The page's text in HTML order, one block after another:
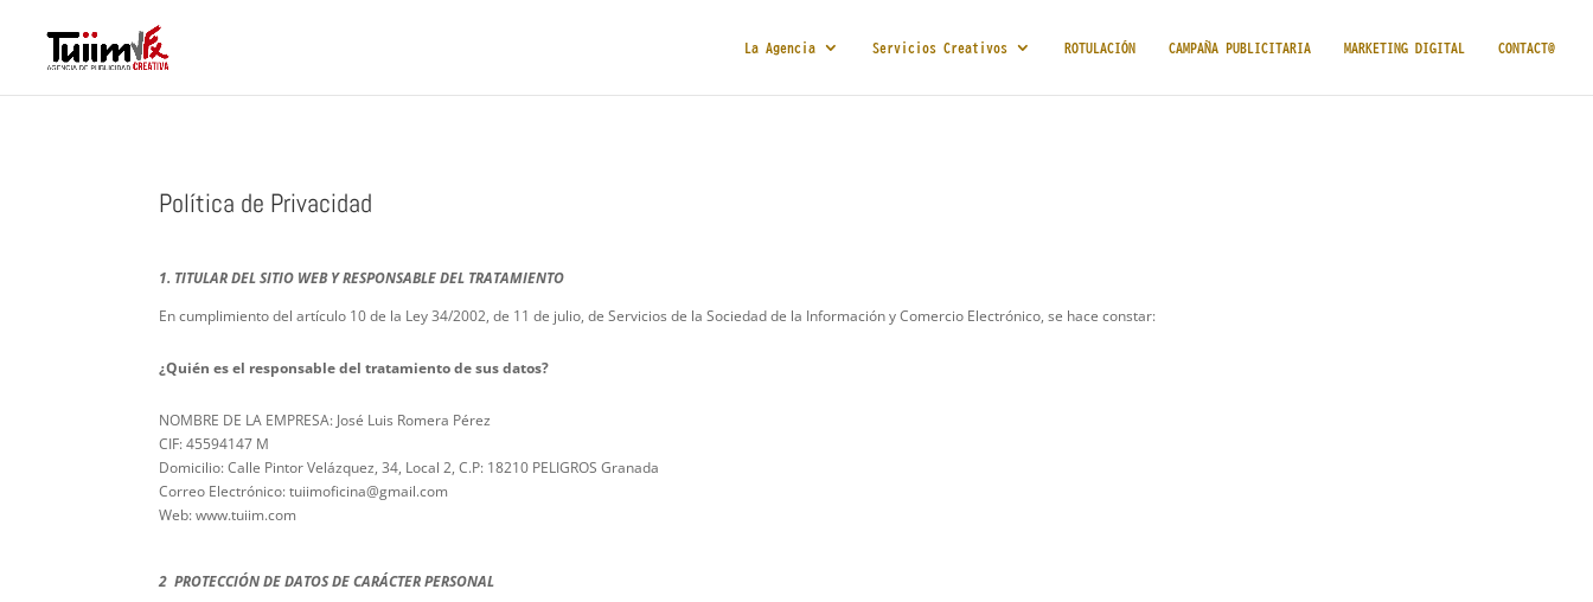
La Agencia Servicios Creativos ROTULACIÓN CAMPAÑA PUBLICITARIA MARKETING DIGITAL CONTACT@
Política de Privacidad
1. TITULAR DEL SITIO WEB Y RESPONSABLE DEL TRATAMIENTO
En cumplimiento del artículo 10 de la Ley 34/2002, de 11 de julio, de Servicios de la Sociedad de la Información y Comercio Electrónico, se hace constar:
¿Quién es el responsable del tratamiento de sus datos?
NOMBRE DE LA EMPRESA: José Luis Romera Pérez
CIF: 45594147 M
Domicilio: Calle Pintor Velázquez, 34, Local 2, C.P: 18210 PELIGROS Granada
Correo Electrónico: tuiimoficina@gmail.com
Web: www.tuiim.com
2 PROTECCIÓN DE DATOS DE CARÁCTER PERSONAL